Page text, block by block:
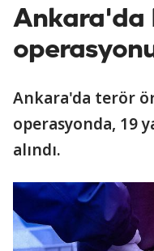
Ankara'da
Ankara'da terör
operasyonda, 19
alındı.